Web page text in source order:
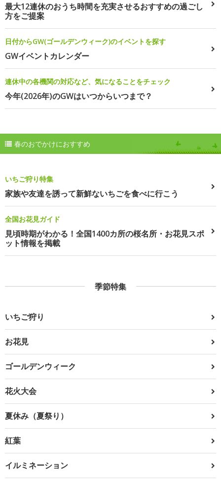
最大12連休のおうち時間を充実させるおすすめの過ごし
方をご提案
日付からGW(ゴールデンウィーク)のイベントを探す
GWイベントカレンダー
連休中の各機関の対応など、気になることをチェック
今年(2026年)のGWはいつからいつまで？
春のおでかけにおすすめ
いちご狩り特集
家族や友達を誘って新鮮ないちごを食べに行こう
全国お花見ガイド
見頃時期がわかる！全国1400カ所の桜名所・お花見スポ
ット情報を掲載
季節特集
いちご狩り
お花見
ゴールデンウィーク
花火大会
夏休み（夏祭り）
紅葉
イルミネーション